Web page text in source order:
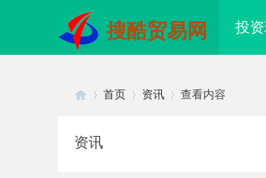
搜酷贸易网 投
首页 资讯 查看内容
资讯